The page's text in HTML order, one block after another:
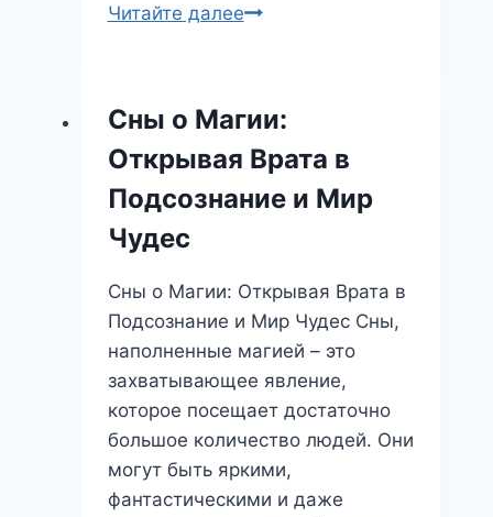
Читайте далееСон
он
предвещает
и
его
послание?
Сны о Магии:
Открывая Врата в
Подсознание и Мир
Чудес
Сны о Магии: Открывая Врата в
Подсознание и Мир Чудес Сны,
наполненные магией – это
захватывающее явление,
которое посещает достаточно
большое количество людей. Они
могут быть яркими,
фантастическими и даже